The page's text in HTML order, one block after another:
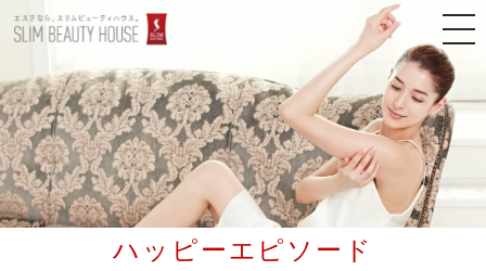
ハッピーエピソード